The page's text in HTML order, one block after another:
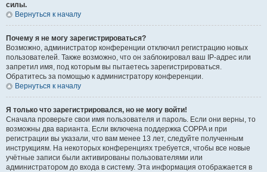
силы.
Вернуться к началу
Почему я не могу зарегистрироваться?
Возможно, администратор конференции отключил регистрацию новых
пользователей. Также возможно, что он заблокировал ваш IP-адрес или
запретил имя, под которым вы пытаетесь зарегистрироваться.
Обратитесь за помощью к администратору конференции.
Вернуться к началу
Я только что зарегистрировался, но не могу войти!
Сначала проверьте свои имя пользователя и пароль. Если они верны, то
возможны два варианта. Если включена поддержка COPPA и при
регистрации вы указали, что вам менее 13 лет, следуйте полученным
инструкциям. На некоторых конференциях требуется, чтобы все новые
учётные записи были активированы пользователями или
администратором до входа в систему. Эта информация отображается в